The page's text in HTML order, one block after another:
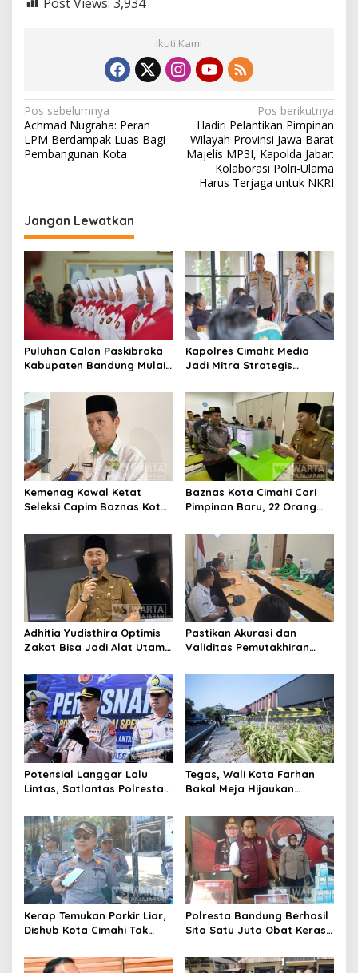
Ikuti Kami
N
a
v
a
s
i
p
o
s
Pos sebelumnya
Achmad Nugraha: Peran
LPM Berdampak Luas Bagi
Pembangunan Kota
Pos berikutnya
Hadiri Pelantikan Pimpinan
Wilayah Provinsi Jawa Barat
Majelis MP3I, Kapolda Jabar:
Kolaborasi Polri-Ulama
Harus Terjaga untuk NKRI
Jangan Lewatkan
Puluhan Calon Paskibraka
Kabupaten Bandung Mulai
Kapolres Cimahi: Media
Jadi Mitra Strategis
Publik
Kemenag Kawal Ketat
Seleksi Capim Baznas Kota
Komisioner Baznas
Berintegritas
Baznas Kota Cimahi Cari
Pimpinan Baru, 22 Orang
Adhitia Yudisthira Optimis
Zakat Bisa Jadi Alat Utama
Kota Cimahi
Pastikan Akurasi dan
Validitas Pemutakhiran
Cimahi Lakukan
Potensial Langgar Lalu
Lintas, Satlantas Polresta
Motor Berknalpot Brong
Tegas, Wali Kota Farhan
Bakal Meja Hijaukan
Riau
Kerap Temukan Parkir Liar,
Dishub Kota Cimahi Tak
Pembinaan
Polresta Bandung Berhasil
Sita Satu Juta Obat Keras
Kasus Narkoba